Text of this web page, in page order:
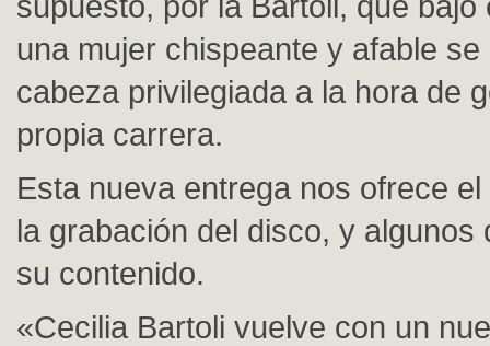
una mujer chispeante y afable
cabeza privilegiada a la hora de
propia carrera.
Esta nueva entrega nos ofrece
la grabación del disco, y algunos
su contenido.
«Cecilia Bartoli vuelve con un